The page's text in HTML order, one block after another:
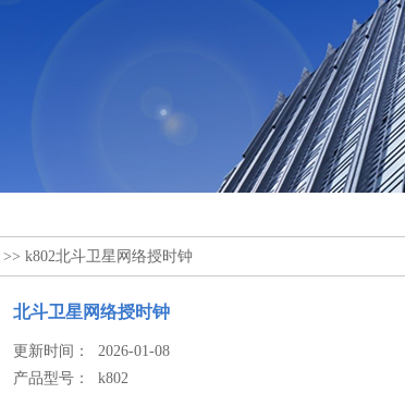
>> k802北斗卫星网络授时钟
北斗卫星网络授时钟
更新时间： 2026-01-08
产品型号：k802